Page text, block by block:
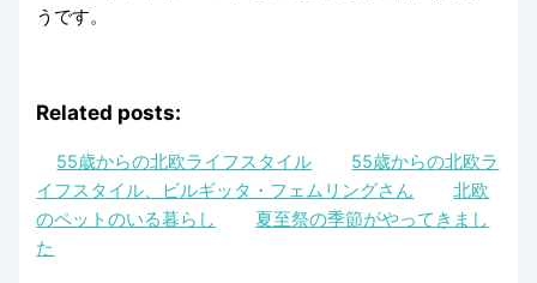
うです。
Related posts:
55歳からの北欧ライフスタイル
55歳からの北欧ラ
イフスタイル、ビルギッタ・フェムリングさん
北欧
のペットのいる暮らし
夏至祭の季節がやってきまし
た